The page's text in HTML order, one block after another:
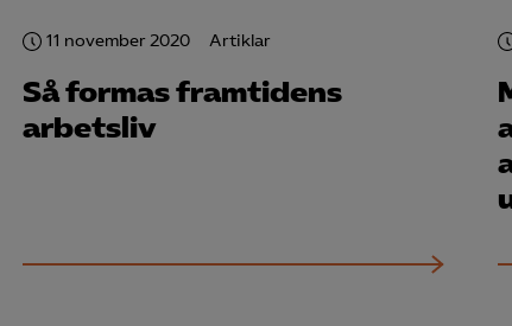
Insight
Ads
11 november 2020 Artiklar
Så formas framtidens
arbetsliv